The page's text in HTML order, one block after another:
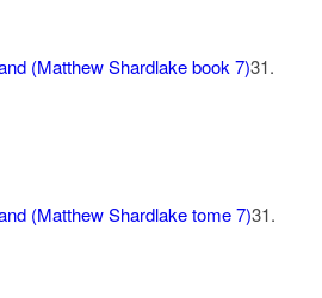
(Matthew Shardlake book 7)31.
(Matthew Shardlake tome 7)31.